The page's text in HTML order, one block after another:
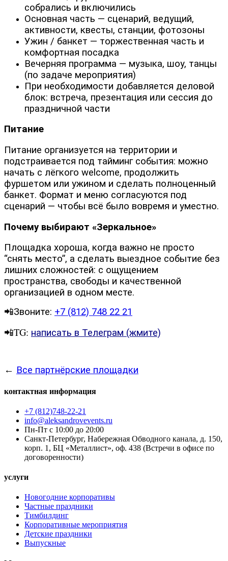
собрались и включились
Основная часть — сценарий, ведущий,
активности, квесты, станции, фотозоны
Ужин / банкет — торжественная часть и
комфортная посадка
Вечерняя программа — музыка, шоу, танцы
(по задаче мероприятия)
При необходимости добавляется деловой
блок: встреча, презентация или сессия до
праздничной части
Питание
Питание организуется на территории и
подстраивается под тайминг события: можно
начать с лёгкого welcome, продолжить
фуршетом или ужином и сделать полноценный
банкет. Формат и меню согласуются под
сценарий — чтобы всё было вовремя и уместно.
Почему выбирают «Зеркальное»
Площадка хороша, когда важно не просто
“снять место”, а сделать выездное событие без
лишних сложностей: с ощущением
пространства, свободы и качественной
организацией в одном месте.
📲Звоните: +7 (812) 748 22 21
📲TG: написать в Телеграм (жмите)
← Все партнёрские площадки
контактная информация
+7 (812)748-22-21
info@aleksandrovevents.ru
Пн-Пт с 10:00 до 20:00
Санкт-Петербург, Набережная Обводного канала, д. 150,
корп. 1, БЦ «Металлист», оф. 438 (Встречи в офисе по
договоренности)
услуги
Новогодние корпоративы
Частные праздники
Тимбилдинг
Корпоративные мероприятия
Детские праздники
Выпускные